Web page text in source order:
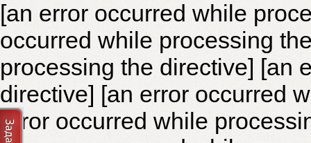
[an error occurred while
occurred while processing
processing the directive] [an
directive] [an error occurred
error occurred while